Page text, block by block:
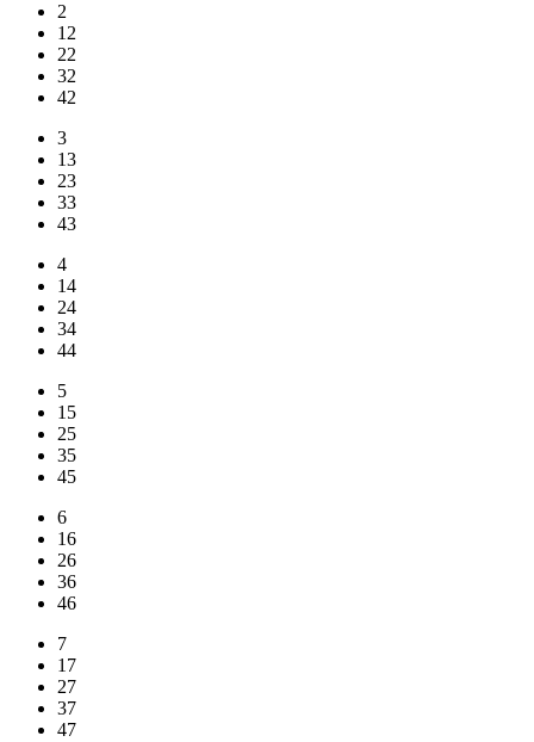
2
12
22
32
42
3
13
23
33
43
4
14
24
34
44
5
15
25
35
45
6
16
26
36
46
7
17
27
37
47